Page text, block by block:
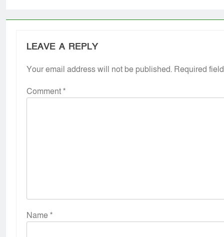
LEAVE A REPLY
Your email address will not be published. Required
Comment*
Name*